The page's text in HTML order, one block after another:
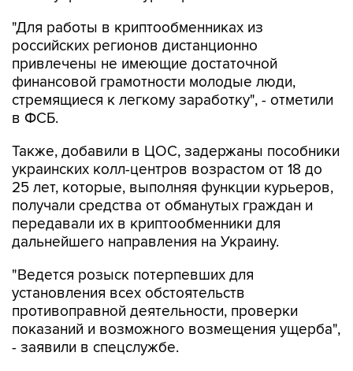
"Для работы в криптообменниках из
российских регионов дистанционно
привлечены не имеющие достаточной
финансовой грамотности молодые люди,
стремящиеся к легкому заработку", - отметили
в ФСБ.
Также, добавили в ЦОС, задержаны пособники
украинских колл-центров возрастом от 18 до
25 лет, которые, выполняя функции курьеров,
получали средства от обманутых граждан и
передавали их в криптообменники для
дальнейшего направления на Украину.
"Ведется розыск потерпевших для
установления всех обстоятельств
противоправной деятельности, проверки
показаний и возможного возмещения ущерба",
- заявили в спецслужбе.